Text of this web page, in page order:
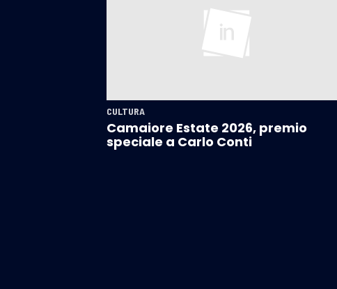
CULTURA
Camaiore Estate 2026, premio
speciale a Carlo Conti